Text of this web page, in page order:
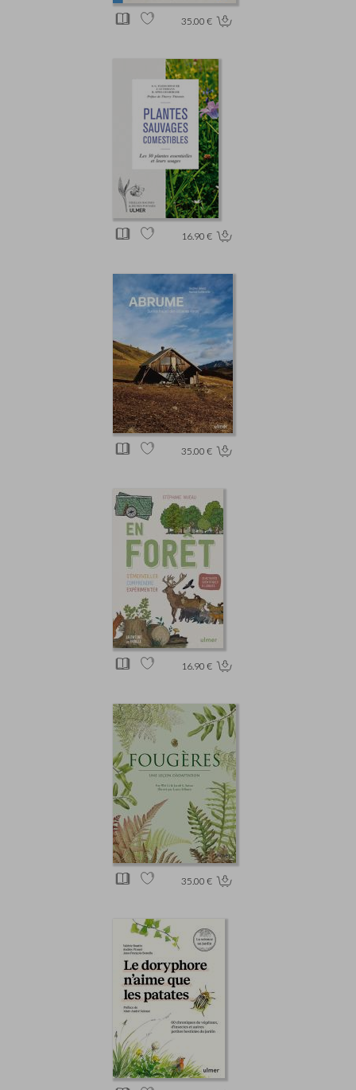
35.00 €
16.90 €
35.00 €
16.90 €
35.00 €